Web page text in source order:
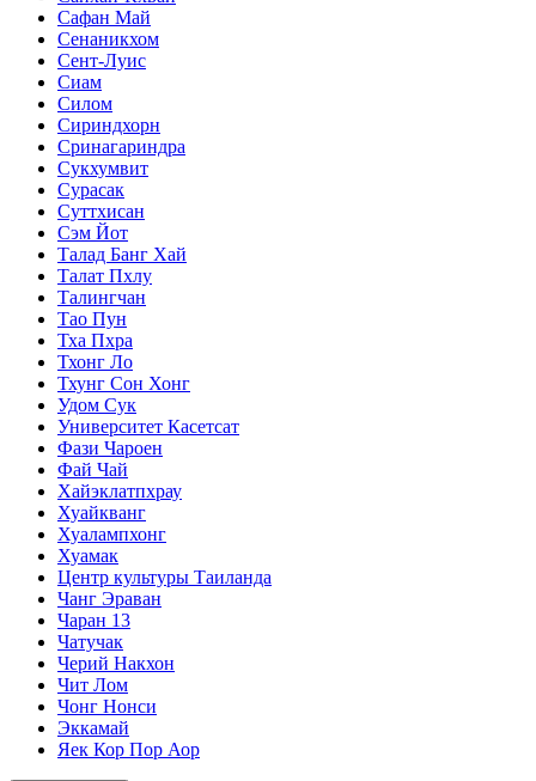
Сафан Май
Сенаникхом
Сент-Луис
Сиам
Силом
Сириндхорн
Сринагариндра
Сукхумвит
Сурасак
Суттхисан
Сэм Йот
Талад Банг Хай
Талат Пхлу
Талингчан
Тао Пун
Тха Пхра
Тхонг Ло
Тхунг Сон Хонг
Удом Сук
Университет Касетсат
Фази Чароен
Фай Чай
Хайэклатпхрау
Хуайкванг
Хуалампхонг
Хуамак
Центр культуры Таиланда
Чанг Эраван
Чаран 13
Чатучак
Черий Накхон
Чит Лом
Чонг Нонси
Эккамай
Яек Кор Пор Аор